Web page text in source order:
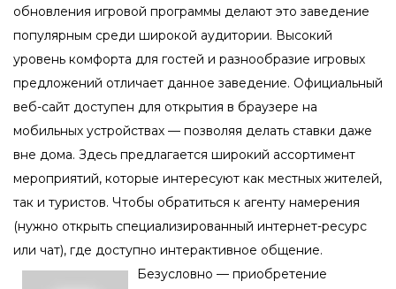
обновления игровой программы делают это заведение
популярным среди широкой аудитории. Высокий
уровень комфорта для гостей и разнообразие игровых
предложений отличает данное заведение. Официальный
веб-сайт доступен для открытия в браузере на
мобильных устройствах — позволяя делать ставки даже
вне дома. Здесь предлагается широкий ассортимент
мероприятий, которые интересуют как местных жителей,
так и туристов. Чтобы обратиться к агенту намерения
(нужно открыть специализированный интернет-ресурс
или чат), где доступно интерактивное общение.
Безусловно — приобретение